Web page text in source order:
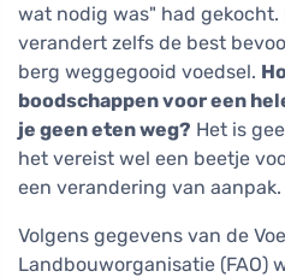
wat nodig was" had gekocht.
verandert zelfs de best
berg weggegooid voedsel.
boodschappen voor een
je geen eten weg? Het is
het vereist wel een beetje
een verandering van aanpak.
Volgens gegevens van de
Landbouworganisatie (FAO)